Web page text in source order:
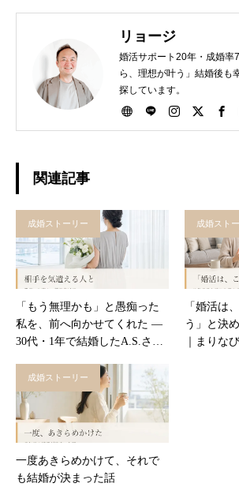
リョージ
婚活サポート20年・成婚率
ら、理想が叶う」結婚後も
探しています。
関連記事
成婚ストーリー
「もう無理かも」と愚痴った
私を、前へ向かせてくれた ―
30代・1年で結婚したA.S.さん
成婚スト
「婚活は
う」と決
｜まりな
成婚ストーリー
一度あきらめかけて、それで
も結婚が決まった話